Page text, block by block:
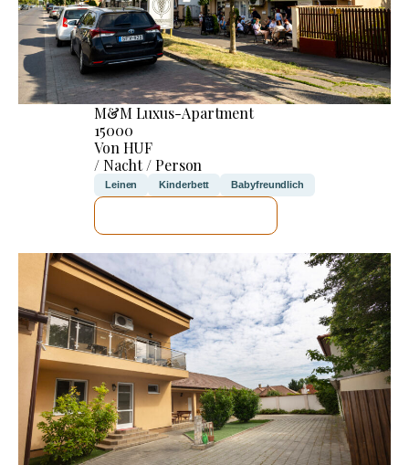
M&M Luxus-Apartment
15000
Von HUF
/ Nacht / Person
Leinen Kinderbett Babyfreundlich